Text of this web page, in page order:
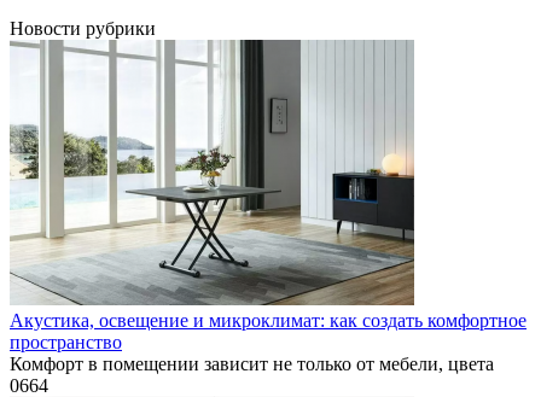
Новости рубрики
Акустика, освещение и микроклимат: как создать комфортное
пространство
Комфорт в помещении зависит не только от мебели, цвета
0664